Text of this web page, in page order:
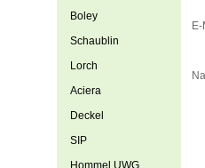
Boley
Schaublin
Lorch
Aciera
Deckel
SIP
Hommel UWG